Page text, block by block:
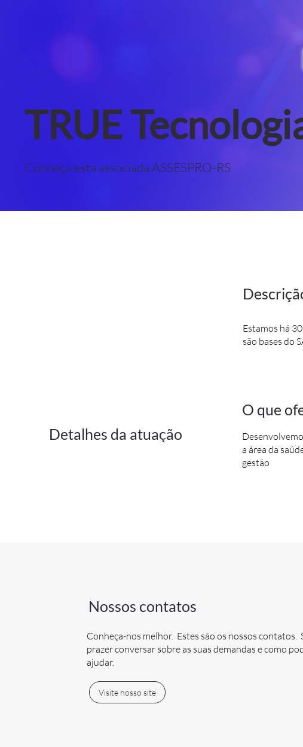
Estamos há
são bases do
Detalhes da atuação
O que
a área da
gestão
TRUE
Conheça esta associada ASSESPRO-RS
Nossos contatos
Conheça-nos melhor. Estes são os nossos contatos.
prazer conversar sobre as suas demandas e como
ajudar.
Visite nosso site